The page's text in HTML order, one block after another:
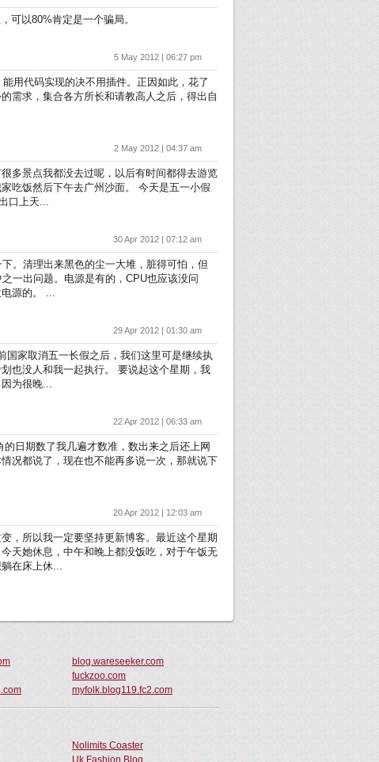
可以80%肯定是一个骗局。
5 May 2012 | 06:27 pm
用代码实现的决不用插件。正因如此，花了
需求，集合各方所长和请教高人之后，得出自
2 May 2012 | 04:37 am
多景点我都没去过呢，以后有时间都得去游览
吃饭然后下午去广州沙面。 今天是五一小假
口上天...
30 Apr 2012 | 07:12 am
。清理出来黑色的尘一大堆，脏得可怕，但
一出问题。电源是有的，CPU也应该没问
源的。 ...
29 Apr 2012 | 01:30 am
国家取消五一长假之后，我们这里可是继续执
也没人和我一起执行。 要说起这个星期，我
为很晚...
22 Apr 2012 | 06:33 am
日期数了我几遍才数准，数出来之后还上网
况都说了，现在也不能再多说一次，那就说下
20 Apr 2012 | 12:03 am
，所以我一定要坚持更新博客。最近这个星期
天她休息，中午和晚上都没饭吃，对于午饭无
在床上休...
blog.wareseeker.com
fuckzoo.com
myfolk.blog119.fc2.com
Nolimits Coaster
Uk Fashion Blog